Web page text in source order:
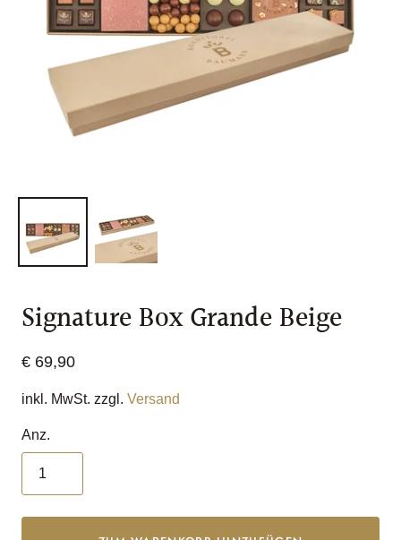
Signature Box Grande Beige
€ 69,90
inkl. MwSt. zzgl. Versand
Anz.